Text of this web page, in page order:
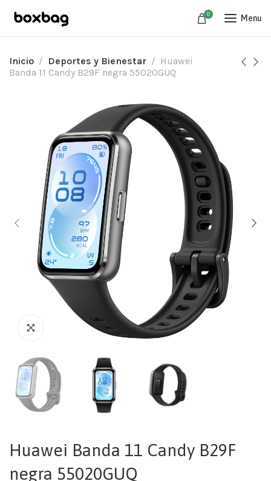
0 Menu
Inicio Deportes y Bienestar
Huawei
Banda 11 Candy B29F negra 55020GUQ
Huawei Banda 11 Candy B29F
negra 55020GUQ